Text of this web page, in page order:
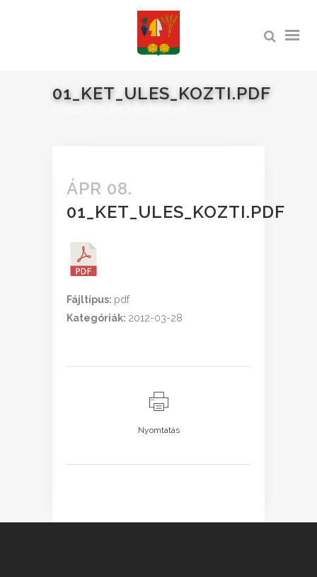
01_KET_ULES_KOZTI.PDF
ÁPR 08.
01_KET_ULES_KOZTI.PDF
Fájltípus: pdf
Kategóriák: 2012-03-28
Nyomtatás